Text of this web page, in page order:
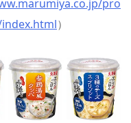
pro
）